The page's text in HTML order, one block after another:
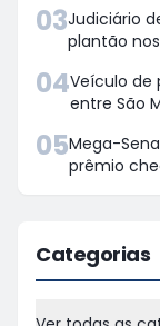
03Judiciário
plantão nos
04Veículo de
entre São
05Mega-
prêmio
Categorias